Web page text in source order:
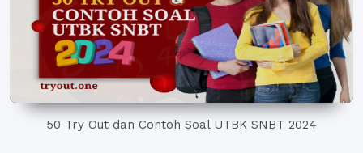
50 Try Out dan Contoh Soal UTBK SNBT 2024